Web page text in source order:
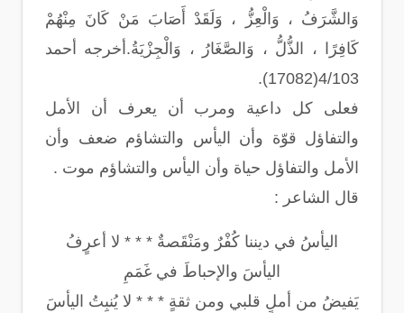
وَالشَّرَفُ ، وَالْعِزُّ ، وَلَقَدْ أَصَابَ مَنْ كَانَ مِنْهُمْ
كَافِرًا ، الذُّلُّ ، وَالصَّغَارُ ، وَالْجِزْيَةُ.أخرجه أحمد
4/103(17082).
فعلى كل داعية ومرب أن يعرف أن الأمل
والتفاؤل قوّة وأن اليأس والتشاؤم ضعف وأن
الأمل والتفاؤل حياة وأن اليأس والتشاؤم موت .
قال الشاعر :
اليأسُ في ديننا كُفْرٌ ومَنْقَصةٌ * * * لا أعرٍفُ
اليأسَ والإحباطَ في غَمَمِ
يَفيضُ من أملٍ قلبي ومن ثقةٍ * * * لا يُنبِتُ اليأسَ